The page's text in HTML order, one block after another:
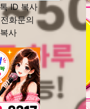
ID 복사
화문의
사